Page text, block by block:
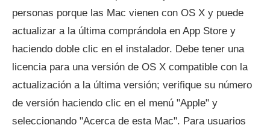
personas porque las Mac vienen con OS X y puede
actualizar a la última comprándola en App Store y
haciendo doble clic en el instalador. Debe tener una
licencia para una versión de OS X compatible con la
actualización a la última versión; verifique su número
de versión haciendo clic en el menú "Apple" y
seleccionando "Acerca de esta Mac". Para usuarios